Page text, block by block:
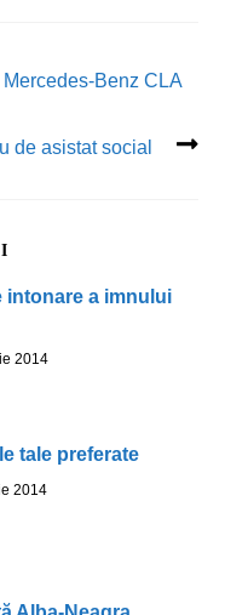
Benz CLA
de asistat social
intonare a imnului
2014
tale preferate
2014